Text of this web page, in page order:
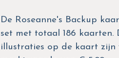
De Roseanne's Backup
set met totaal 186 kaarten.
illustraties op de kaart zijn